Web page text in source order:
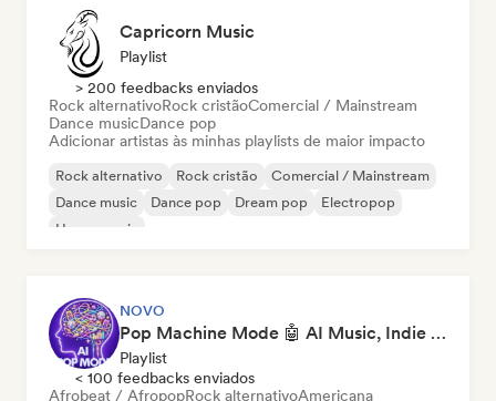
Capricorn Music
Playlist
> 200 feedbacks enviados
Rock alternativoRock cristãoComercial / Mainstream
Dance musicDance pop
Adicionar artistas às minhas playlists de maior impacto
Rock alternativo Rock cristão
Comercial / Mainstream
Dance music
Dance pop Dream pop
Electropop
House music
NOVO
Pop Machine Mode 🤖 AI Music, Indie Pop & Dream Pop
Playlist
< 100 feedbacks enviados
Afrobeat / AfropopRock alternativoAmericana